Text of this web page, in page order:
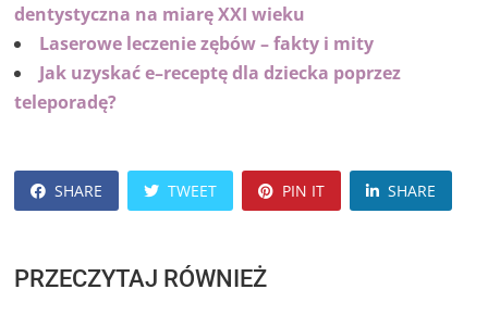
dentystyczna na miarę XXI wieku
Laserowe leczenie zębów – fakty i mity
Jak uzyskać e–receptę dla dziecka poprzez
teleporadę?
SHARE TWEET PIN IT SHARE
PRZECZYTAJ RÓWNIEŻ